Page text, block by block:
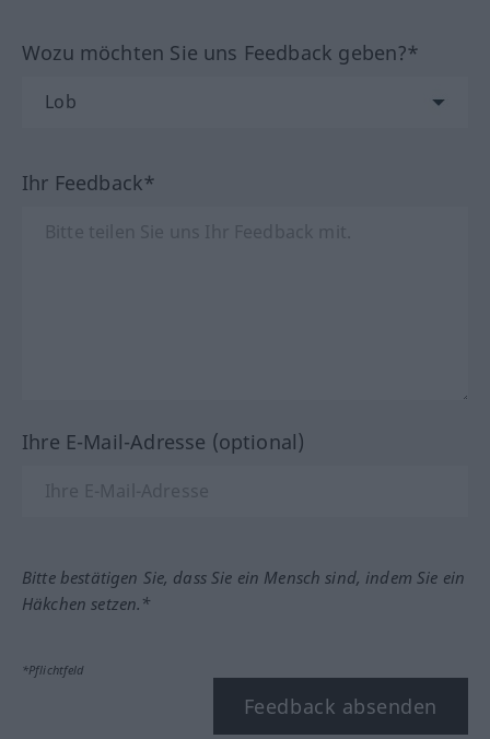
Wozu möchten Sie uns Feedback geben?*
Ihr Feedback*
Ihre E-Mail-Adresse (optional)
Bitte bestätigen Sie, dass Sie ein Mensch sind, indem Sie ein
Häkchen setzen.*
*Pflichtfeld
Feedback absenden